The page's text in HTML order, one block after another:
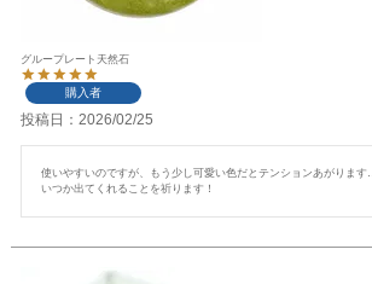
グループレート天然石
購入者
投稿日 2026/02/25
使いやすいのですが、もう少し可愛い色だとテンションあがりま
いつか出てくれることを祈ります！